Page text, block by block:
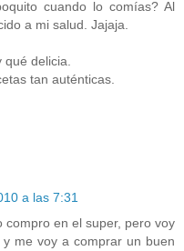
cuando lo comías? Al
a mi salud. Jajaja.
delicia.
tan auténticas.
a las 7:31
compro en el super, pero voy
me voy a comprar un buen